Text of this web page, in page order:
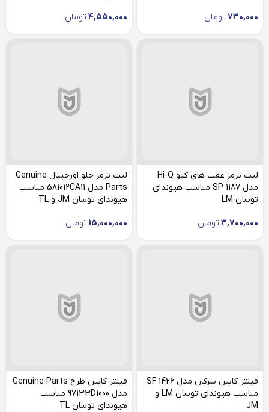
730,000 تومان 4,550,000 تومان
لنت ترمز عقب های کیو Hi-Q
مدل SP 1187 مناسب هیوندای
توسان LM
3,700,000 تومان
لنت ترمز جلو اورجینال Genuine
Parts مدل 581012CA11 مناسب
هیوندای توسان JM و TL
15,000,000 تومان
فیلتر کابین سرکان مدل SF 1426
مناسب هیوندای توسان LM و
JM
فیلتر کابین طرح Genuine Parts
مدل 97133D1000 مناسب
هیوندای توسان TL